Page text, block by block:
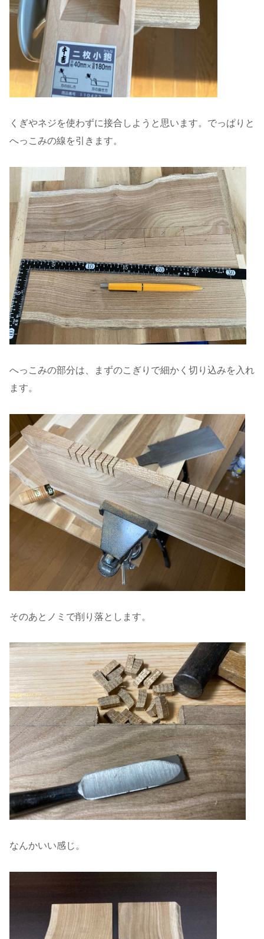
くぎやネジを使わずに接合しようと思います。でっぱりと
へっこみの線を引きます。
へっこみの部分は、まずのこぎりで細かく切り込みを入れ
ます。
そのあとノミで削り落とします。
なんかいい感じ。